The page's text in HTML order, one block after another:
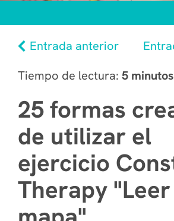
Entrada anterior
Tiempo de lectura: 5 minutos
25 formas
de utilizar el
ejercicio
Therapy